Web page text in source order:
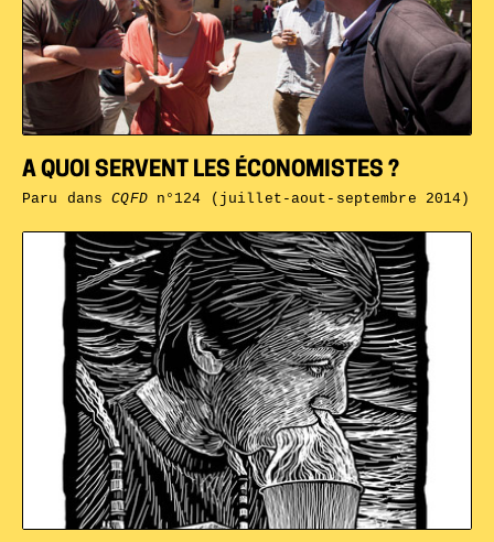
A QUOI SERVENT LES ÉCONOMISTES ?
Paru dansCQFDn°124 (juillet-aout-septembre 2014)